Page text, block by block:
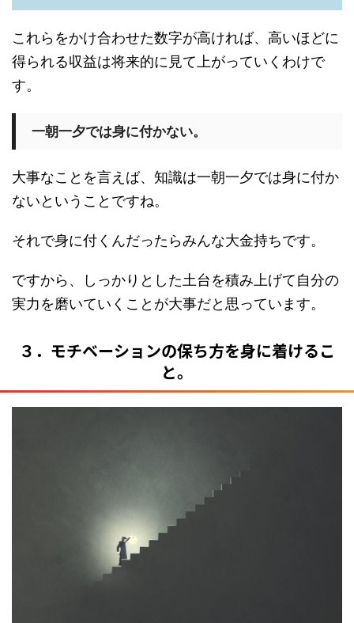
これらをかけ合わせた数字が高ければ、高いほどに
得られる収益は将来的に見て上がっていくわけで
す。
一朝一夕では身に付かない。
大事なことを言えば、知識は一朝一夕では身に付か
ないということですね。
それで身に付くんだったらみんな大金持ちです。
ですから、しっかりとした土台を積み上げて自分の
実力を磨いていくことが大事だと思っています。
３．モチベーションの保ち方を身に着けるこ
と。